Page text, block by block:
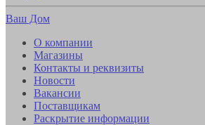
Ваш Дом
О компании
Магазины
Контакты и реквизиты
Новости
Вакансии
Поставщикам
Раскрытие информации